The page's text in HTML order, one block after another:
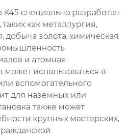
специально разработан
как металлургия,
добыча золота, химическая
и атомная
использоваться в
вспомогательного
для наземных или
также может
крупных мастерских,